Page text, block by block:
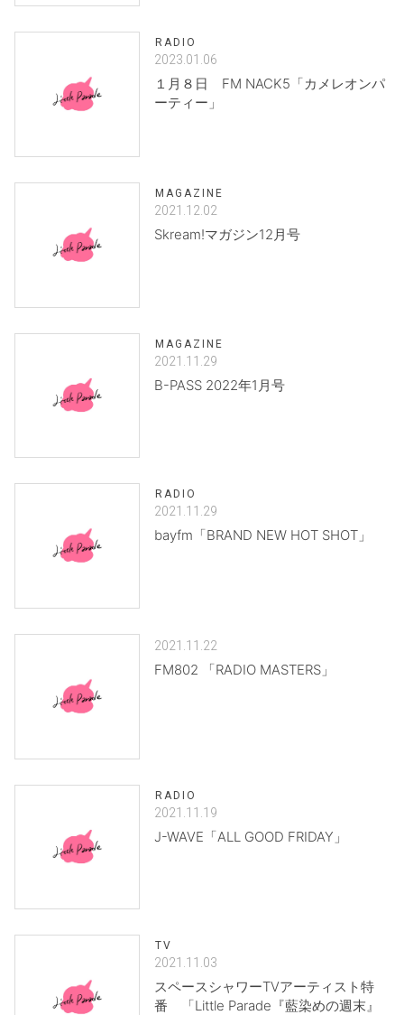
RADIO
2023.01.06
１月８日 FM NACK5「カメレオンパ
ーティー」
MAGAZINE
2021.12.02
Skream!マガジン12月号
MAGAZINE
2021.11.29
B-PASS 2022年1月号
RADIO
2021.11.29
bayfm「BRAND NEW HOT SHOT」
2021.11.22
FM802 「RADIO MASTERS」
RADIO
2021.11.19
J-WAVE「ALL GOOD FRIDAY」
TV
2021.11.03
スペースシャワーTVアーティスト特
番 「Little Parade『藍染めの週末』